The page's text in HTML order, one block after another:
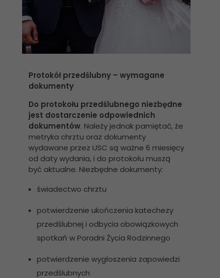
Protokół przedślubny – wymagane
dokumenty
Do protokołu przedślubnego niezbędne
jest dostarczenie odpowiednich
dokumentów. Należy jednak pamiętać, że
metryka chrztu oraz dokumenty
wydawane przez USC są ważne 6 miesięcy
od daty wydania, i do protokołu muszą
być aktualne. Niezbędne dokumenty:
świadectwo chrztu
potwierdzenie ukończenia katechezy
przedślubnej i odbycia obowiązkowych
spotkań w Poradni Życia Rodzinnego
potwierdzenie wygłoszenia zapowiedzi
przedślubnych